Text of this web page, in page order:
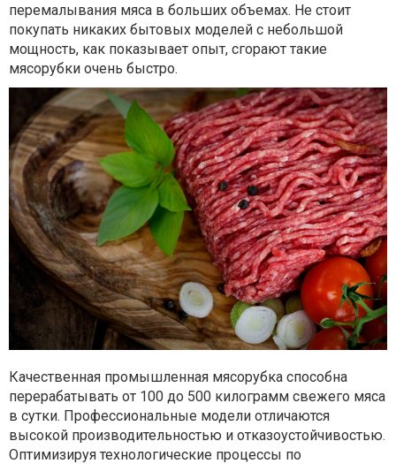
перемалывания мяса в больших объемах. Не стоит
покупать никаких бытовых моделей с небольшой
мощность, как показывает опыт, сгорают такие
мясорубки очень быстро.
Качественная промышленная мясорубка способна
перерабатывать от 100 до 500 килограмм свежего мяса
в сутки. Профессиональные модели отличаются
высокой производительностью и отказоустойчивостью.
Оптимизируя технологические процессы по